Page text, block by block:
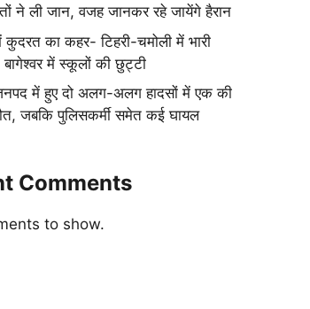
ने ली जान, वजह जानकर रहे जायेंगे हैरान
कुदरत का कहर- टिहरी-चमोली में भारी
में स्कूलों की छुट्टी
जनपद में हुए दो अलग-अलग हादसों में एक की
जबकि पुलिसकर्मी समेत कई घायल
Comments
to show.